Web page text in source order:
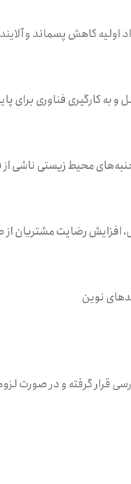
اولیه کاهش پسماند و
کارگیری فناوری برای
محیط زیستی ناشی
افزایش رضایت مشتریان
قرار گرفتهو در صورت